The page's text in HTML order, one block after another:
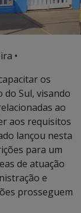
•
os
Sul, visando
ao
aos requisitos
lançou nesta
para um
de atuação
e
prosseguem